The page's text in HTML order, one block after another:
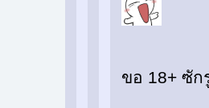
ขอ 18+ ซัก